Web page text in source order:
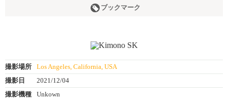
ブックマーク
撮影場所
Los Angeles, California, USA
撮影日
2021/12/04
撮影機種
Unkown